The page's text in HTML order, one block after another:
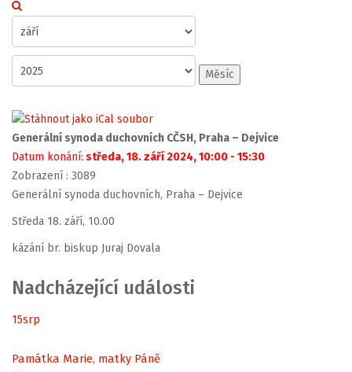
Měsíc
Generální synoda duchovních CČSH, Praha – Dejvice
Datum konání: středa, 18. září 2024, 10:00 - 15:30
Zobrazení : 3089
Generální synoda duchovních, Praha – Dejvice
Středa 18. září, 10.00
kázání br. biskup Juraj Dovala
Nadcházející události
15srp
Památka Marie, matky Páně